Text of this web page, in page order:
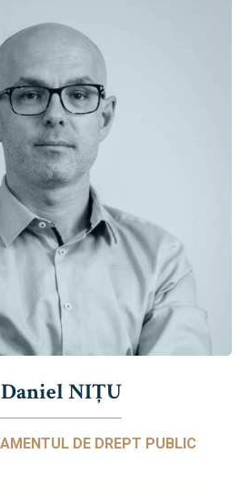
NIŢU
DE DREPT PUBLIC